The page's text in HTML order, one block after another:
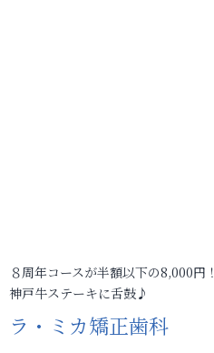
８周年コースが半額以下の8,000円！
神戸牛ステーキに舌鼓♪
ラ・ミカ矯正歯科